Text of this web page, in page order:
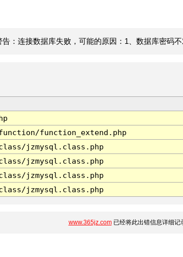
：连接数据库失败，可能的原因：1、数据库密码不
function_extend.php
jzmysql.class.php
jzmysql.class.php
jzmysql.class.php
jzmysql.class.php
www.365jz.com已经将此出错信息详细记